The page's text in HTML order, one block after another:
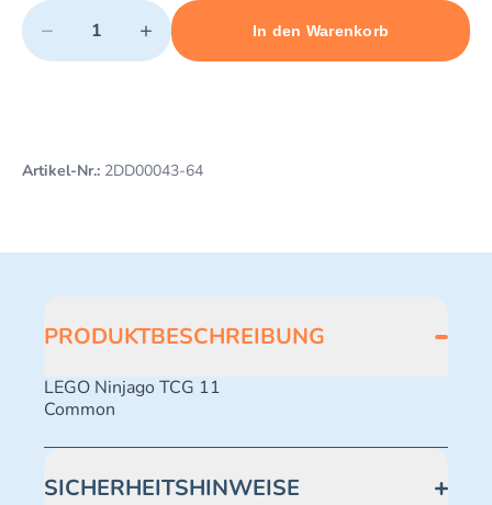
Quantity
− +
Minimum quantity: 1 Maximum quantity: 498
In den Warenkorb
Add 1 item to cart
Artikel-Nr.: 2DD00043-64
PRODUKTBESCHREIBUNG
LEGO Ninjago TCG 11
Common
SICHERHEITSHINWEISE